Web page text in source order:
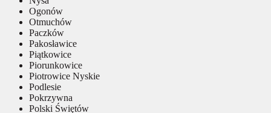
Ogonów
Otmuchów
Paczków
Pakosławice
Piątkowice
Piorunkowice
Piotrowice Nyskie
Podlesie
Pokrzywna
Polski Świętów